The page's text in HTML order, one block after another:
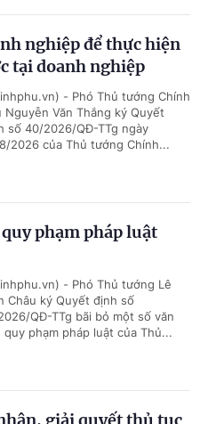
nghiệp để thực hiện
tại doanh nghiệp
- Phó Thủ tướng Chính
Nguyễn Văn Thắng ký Quyết
số 40/2026/QĐ-TTg ngày
2026 của Thủ tướng Chính...
phạm pháp luật
- Phó Thủ tướng Lê
Châu ký Quyết định số
QĐ-TTg bãi bỏ một số văn
quy phạm pháp luật của Thủ...